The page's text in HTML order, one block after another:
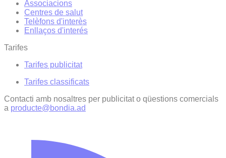
Associacions
Centres de salut
Telèfons d'interès
Enllaços d'interés
Tarifes
Tarifes publicitat
Tarifes classificats
Contacti amb nosaltres per publicitat o qüestions comercials
a producte@bondia.ad